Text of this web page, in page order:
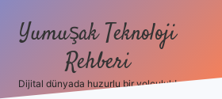
Yumuşak Teknoloji
Rehberi
Dijital dünyada huzurlu bir yolculuk!